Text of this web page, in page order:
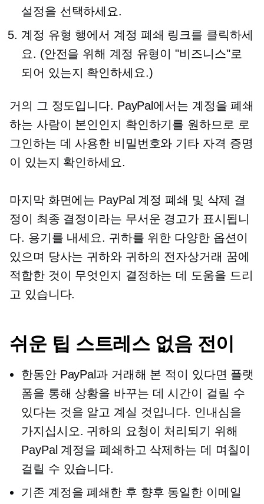
설정을 선택하세요.
계정 유형 행에서 계정 폐쇄 링크를 클릭하세
요. (안전을 위해 계정 유형이 "비즈니스"로
되어 있는지 확인하세요.)
거의 그 정도입니다. PayPal에서는 계정을 폐쇄
하는 사람이 본인인지 확인하기를 원하므로 로
그인하는 데 사용한 비밀번호와 기타 자격 증명
이 있는지 확인하세요.
마지막 화면에는 PayPal 계정 폐쇄 및 삭제 결
정이 최종 결정이라는 무서운 경고가 표시됩니
다. 용기를 내세요. 귀하를 위한 다양한 옵션이
있으며 당사는 귀하와 귀하의 전자상거래 꿈에
적합한 것이 무엇인지 결정하는 데 도움을 드리
고 있습니다.
쉬운 팁 스트레스 없음 전이
한동안 PayPal과 거래해 본 적이 있다면 플랫
폼을 통해 상황을 바꾸는 데 시간이 걸릴 수
있다는 것을 알고 계실 것입니다. 인내심을
가지십시오. 귀하의 요청이 처리되기 위해
PayPal 계정을 폐쇄하고 삭제하는 데 며칠이
걸릴 수 있습니다.
기존 계정을 폐쇄한 후 향후 동일한 이메일